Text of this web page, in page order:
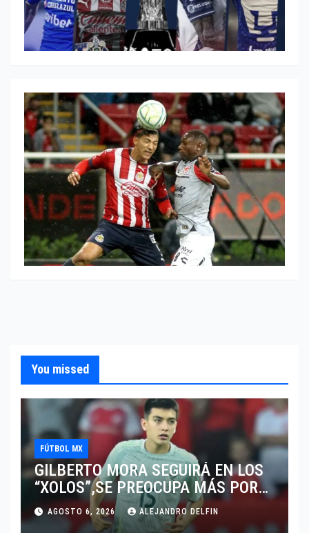
You missed
FÚTBOL MX
GILBERTO MORA SEGUIRÁ EN LOS
“XOLOS”,SE PREOCUPA MÁS POR
JUGAR EN SU EQUIPO.
AGOSTO 6, 2026 ALEJANDRO DELFIN